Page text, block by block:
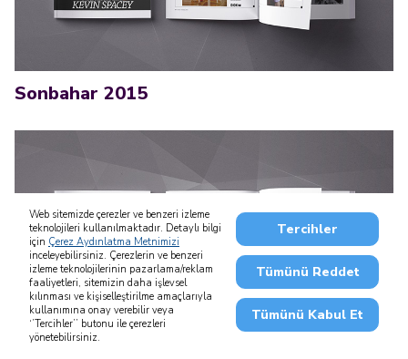
Sonbahar 2015
Web sitemizde çerezler ve benzeri izleme
teknolojileri kullanılmaktadır. Detaylı bilgi
için Çerez Aydınlatma Metnimizi
inceleyebilirsiniz. Çerezlerin ve benzeri
izleme teknolojilerinin pazarlama/reklam
faaliyetleri, sitemizin daha işlevsel
kılınması ve kişiselleştirilme amaçlarıyla
kullanımına onay verebilir veya
‘’Tercihler’’ butonu ile çerezleri
yönetebilirsiniz.
Tercihler
Tümünü Reddet
Tümünü Kabul Et